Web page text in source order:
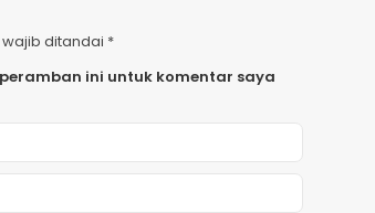
wajib ditandai *
ini untuk komentar saya